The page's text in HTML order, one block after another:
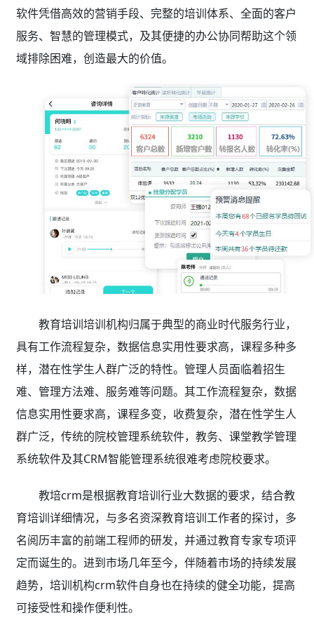
软件凭借高效的营销手段、完整的培训体系、全面的客户
服务、智慧的管理模式，及其便捷的办公协同帮助这个领
域排除困难，创造最大的价值。
教育培训培训机构归属于典型的商业时代服务行业，
具有工作流程复杂，数据信息实用性要求高，课程多种多
样，潜在性学生人群广泛的特性。管理人员面临着招生
难、管理方法难、服务难等问题。其工作流程复杂，数据
信息实用性要求高，课程多变，收费复杂，潜在性学生人
群广泛，传统的院校管理系统软件，教务、课堂教学管理
系统软件及其CRM智能管理系统很难考虑院校要求。
教培crm是根据教育培训行业大数据的要求，结合教
育培训详细情况，与多名资深教育培训工作者的探讨，多
名阅历丰富的前端工程师的研发，并通过教育专家专项评
定而诞生的。进到市场几年至今，伴随着市场的持续发展
趋势，培训机构crm软件自身也在持续的健全功能，提高
可接受性和操作便利性。